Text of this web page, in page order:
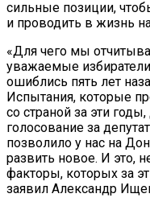
сильные позиции,
и проводить в жизнь
«Для чего мы
уважаемые
ошиблись пять лет
Испытания, которые
со страной за эти
голосование за
позволило у нас на
развить новое. И это,
факторы, которых за
заявил Александр